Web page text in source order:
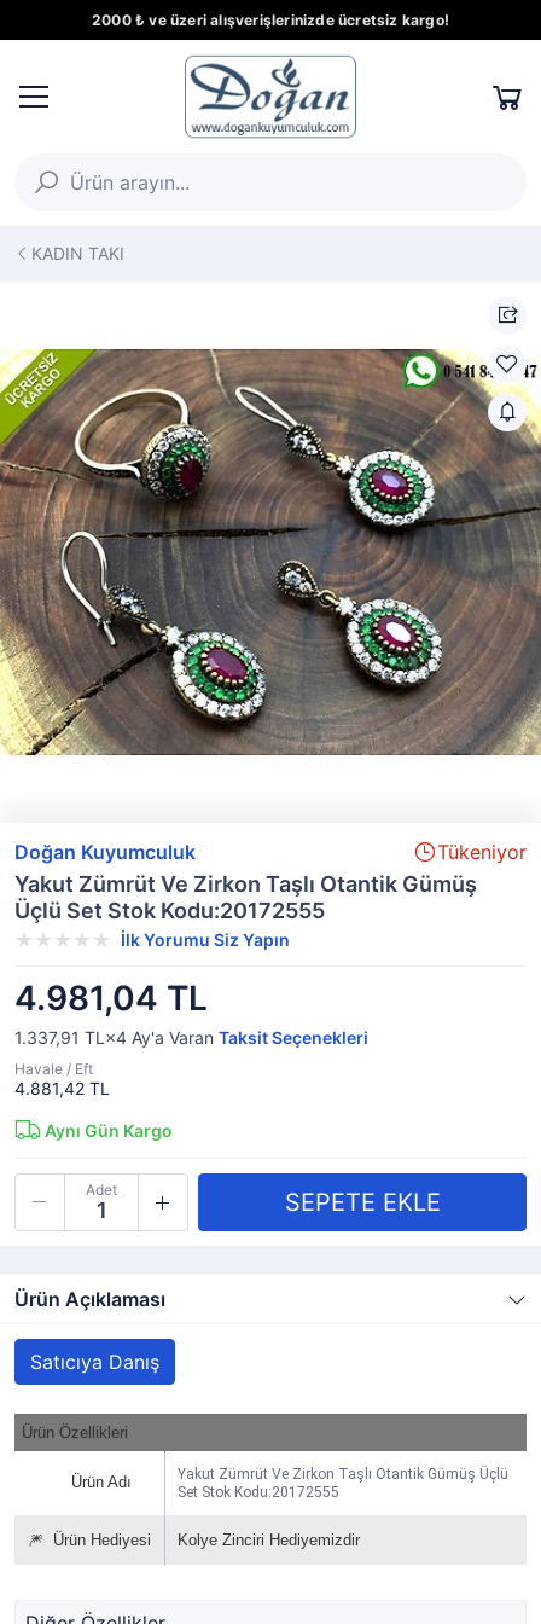
2000 ₺ ve üzeri alışverişlerinizde ücretsiz kargo!
KADIN TAKI
Doğan Kuyumculuk Tükeniyor
Yakut Zümrüt Ve Zirkon Taşlı Otantik Gümüş
Üçlü Set Stok Kodu:20172555
İlk Yorumu Siz Yapın
4.981,04 TL
1.337,91 TL×4 Ay'a Varan Taksit Seçenekleri
Havale / Eft
4.881,42 TL
Aynı Gün Kargo
Adet
Ürün Açıklaması
Satıcıya Danış
Ürün Özellikleri
Ürün Adı
Yakut Zümrüt Ve Zirkon Taşlı Otantik Gümüş Üçlü
Set Stok Kodu:20172555
🎆 Ürün Hediyesi Kolye Zinciri Hediyemizdir